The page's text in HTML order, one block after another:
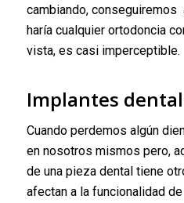
cambiando,
haría cualquier ortodoncia
vista, es casi imperceptible.
Implantes
Cuando perdemos algún
en nosotros mismos pero,
de una pieza dental tiene
afectan a la funcionalidad